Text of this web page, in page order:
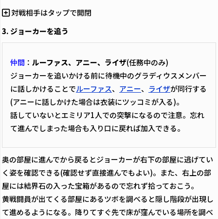
対戦相手はタップで開閉
3. ジョーカーを追う
仲間 ： ルーファス、アニー、ライザ(任務中のみ)
ジョーカーを追いかける前に待機中のグラディウスメンバー
に話しかけることでルーファス、 アニー、 ライザが同行する
(アニーに話しかけた場合は衣装にツッコミが入る)。
話していないとエミリア1人での突撃になるので注意。忘れ
て進んでしまった場合も入り口に戻れば加入できる。
奥の部屋に進んでから戻るとジョーカーが右下の部屋に逃げてい
く姿を確認できる(確認せず直接進んでもよい)。また、右上の部
屋には結界石の入った宝箱があるので忘れず拾っておこう。
黄戦闘員が出てくる部屋にあるツボを調べると隠し階段が出現し
て進めるようになる。降りてすぐ先で床が窪んでいる場所を調べ